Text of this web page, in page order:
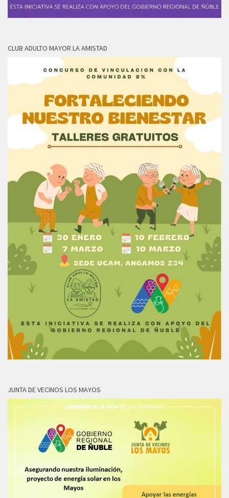
CLUB ADULTO MAYOR LA AMISTAD
JUNTA DE VECINOS LOS MAYOS